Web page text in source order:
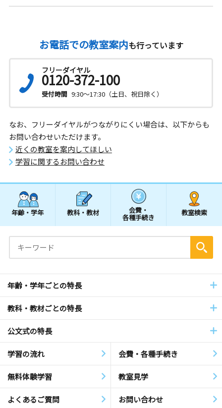
お電話での教室案内も行っています
フリーダイヤル
0120-372-100
受付時間 9:30～17:30（土日、祝日除く）
なお、フリーダイヤルがつながりにくい場合は、以下からも
お問い合わせいただけます。
近くの教室を案内してほしい
学習に関するお問い合わせ
年齢・学年 教科・教材 会費・
各種手続き
教室検索
年齢・学年ごとの特長
教科・教材ごとの特長
公文式の特長
学習の流れ 会費・各種手続き
無料体験学習 教室見学
よくあるご質問 お問い合わせ